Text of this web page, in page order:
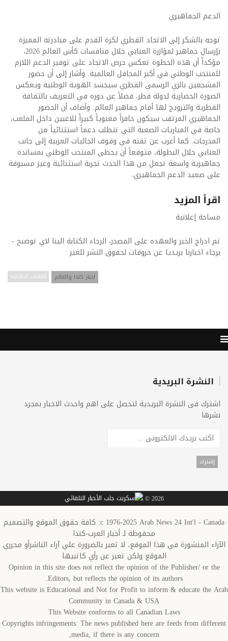
الدعم الجماهيري
توجه بالشكر إلى الاتحاد القطري لكرة القدم على مبادرته المميزة
بإرسال جماهير لمؤازرة العنابي خلال منافسات كأس العالم 2026،
مؤكداً أن هذه الخطوة تعكس حرص الاتحاد على توفير الدعم اللازم
للمنتخب الوطني في أكبر المحافل العالمية. وأشار إلى أن حضور
المشجعين بالزي الرسمي القطري سيجسد الهوية الوطنية ويعكس
الصورة الحضارية لدولة قطر، فضلاً عن دوره في التعريف بالثقافة
القطرية والترويج لها أمام جماهير العالم. وأضاف أن الحضور
الجماهيري المرتقب سيكون حافزاً معنوياً كبيراً للاعبين داخل الملعب،
خاصة في المباريات الصعبة التي تتطلب دعماً استثنائياً من
المدرجات. كما أعرب عن ثقته في وقوف الجاليات العربية إلى جانب
العنابي خلال البطولة، متوقعاً أن يحظى المنتخب الوطني بمساندة
جماهيرية واسعة تجعل من هذا الحدث تجربة استثنائية وغير مسبوقة
على صعيد الدعم الجماهيري.
اقرأ المزيد
مساحة إعلانية
تم ادراج الخبر والعهده على المصدر، الرجاء الكتابة الينا لاي توضبح -
برجاء اخبارنا بريديا عن خروقات لحقوق النشر للغير
الكلمات الدلائليه اخبار كندا والعالم
النشرة البريدية
اشترك فى النشرة البريدية لتحصل على اهم واحدث الاخبار بمجرد
نشرها
2026 ©
c 1976-2025 Arab News 24 Int'l - Canada: كافة حقوق الموقع والتصميم
محفوظة لـ أخبار العرب-كندا
الآراء المنشورة في هذا الموقع، لا تعبر بالضرورة علي آراء الناشرأو محرري
الموقع ولكن تعبر عن رأي كاتبيها
Opinion in this site does not reflect the opinion of the Publisher/ or the
Editors, but reflects the opinion of its authors.
This website is Educational and Not for Profit to inform & educate the Arab
Community in Canada & USA
This Website conforms to all Canadian Laws
Copyrights infringements: The news published here are feeds from different
media, if there is any concern,